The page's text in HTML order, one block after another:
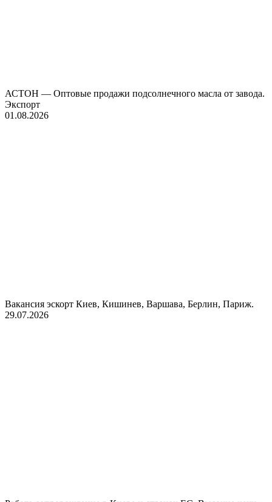
АСТОН — Оптовые продажи подсолнечного масла от завода.
Экспорт
01.08.2026
Вакансия эскорт Киев, Кишинев, Варшава, Берлин, Париж.
29.07.2026